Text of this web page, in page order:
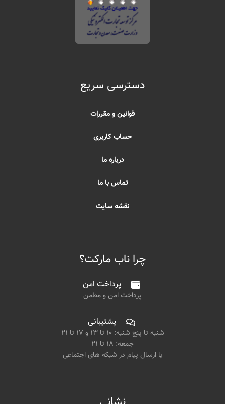
دسترسی سریع
قوانین و مقررات
حساب کاربری
درباره ما
تماس با ما
نقشه سایت
چرا ناب مارکت؟
پرداخت امن
پرداخت امن و مطمن
پشتیبانی
شنبه تا پنج شنبه: ۱۰ تا ۱۳ و ۱۷ تا ۲۱
جمعه: ۱۸ تا ۲۱
یا ارسال پیام در شبکه های اجتماعی